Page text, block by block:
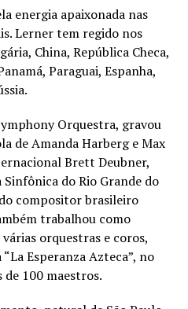
energia apaixonada nas
Lerner tem regido nos
China, República Checa,
Paraguai, Espanha,
Orquestra, gravou
de Amanda Harberg e Max
Brett Deubner,
do Rio Grande do
compositor brasileiro
trabalhou como
orquestras e coros,
Esperanza Azteca”, no
de 100 maestros.